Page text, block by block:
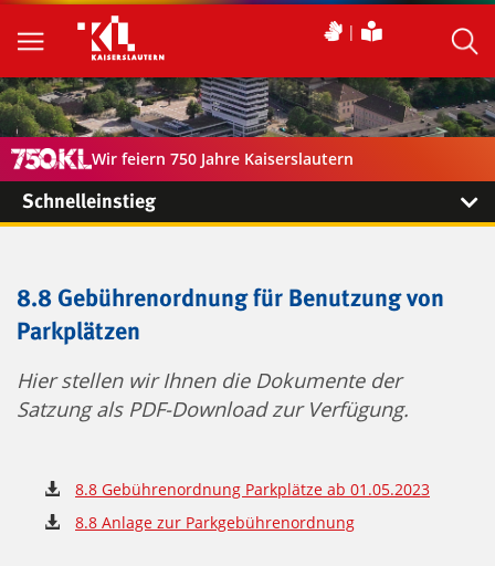
Wir feiern 750 Jahre Kaiserslautern
Schnelleinstieg
8.8 Gebührenordnung für Benutzung von
Parkplätzen
Hier stellen wir Ihnen die Dokumente der
Satzung als PDF-Download zur Verfügung.
8.8 Gebührenordnung Parkplätze ab 01.05.2023
8.8 Anlage zur Parkgebührenordnung